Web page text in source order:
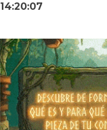
14:20:09